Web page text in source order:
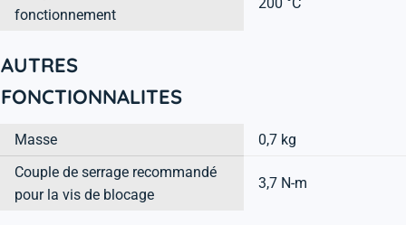
fonctionnement
AUTRES
FONCTIONNALITES
Masse
0,7 kg
Couple de serrage recommandé
pour la vis de blocage
3,7 N-m